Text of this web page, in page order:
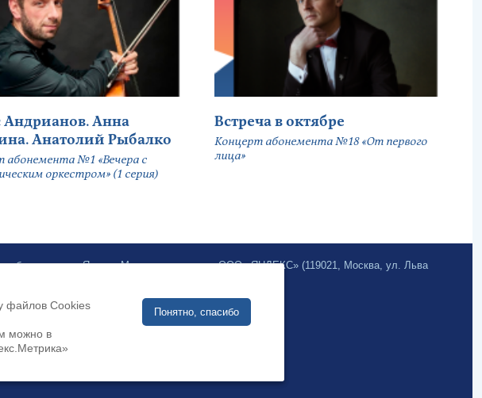
Андрианов. Анна
Анатолий Рыбалко
абонемента №1 «Вечера с
оркестром» (1 серия)
Встреча в октябре
Концерт абонемента №18 «От первого
лица»
веб-аналитики «Яндекс.Метрика» компании ООО «ЯНДЕКС» (119021, Москва, ул. Льва
Разработка сайта:
файлов Cookies
можно в
Понятно, спасибо